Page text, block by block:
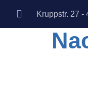
Kruppstr. 27 -